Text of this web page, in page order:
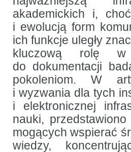
akademickich i,
i ewolucją form
ich funkcje uległy
kluczową rolę w
do dokumentacji
pokoleniom. W
i wyzwania dla tych
i elektronicznej
nauki, przedstawiono
mogących wspierać
wiedzy,